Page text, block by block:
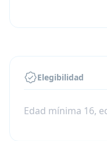
Elegibilidad
Edad mínima 16,